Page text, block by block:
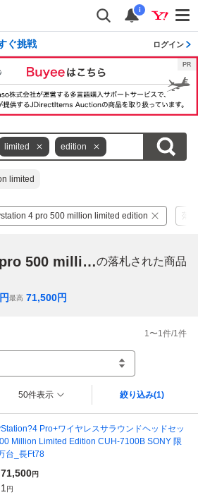
i
ぐ挑戦 ログイン
limited edition
limited
4 pro 500 million limited edition 落
「playstation 4 pro 500 million limited edition」の落札された商品
円最高 71,500円
1 〜1 件/1 件
50件表示 絞り込み(1)
Pro+ワイヤレスサラウンドヘッドセッ
Million Limited Edition CUH-7100B SONY 限
台_長Ft78
71,500円
1 円